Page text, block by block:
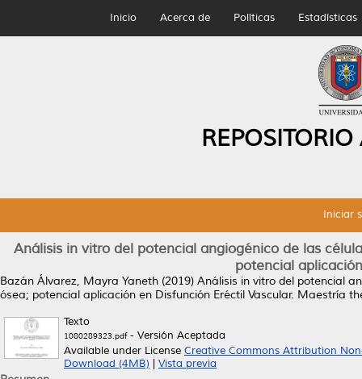
Inicio Acerca de Políticas Estadísticas
Iniciar
Análisis in vitro del potencial angiogénico de las
potencial
Bazán Álvarez, Mayra Yaneth (2019) Análisis in vitro del potencial
ósea; potencial aplicación en Disfunción Eréctil Vascular. Maestría
Texto
1080289323.pdf- Versión Aceptada
Available under License Creative Commons Attribution
Download (4MB)
Vista previa